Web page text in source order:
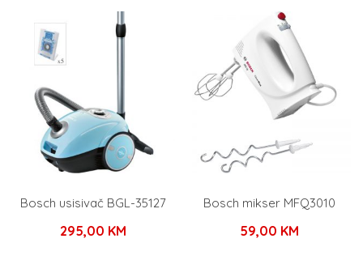
Bosch usisivač BGL-35127
295,00 KM
Bosch mikser MFQ3010
59,00 KM